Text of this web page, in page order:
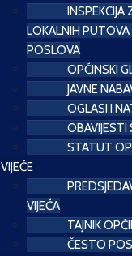
LOKALNIH
POSLOVA
OPĆINSKI
JAVNE
OGLASI I
OBAVIJESTI
STATUT
VIJEĆE
VIJEĆA
TAJNIK
ČESTO